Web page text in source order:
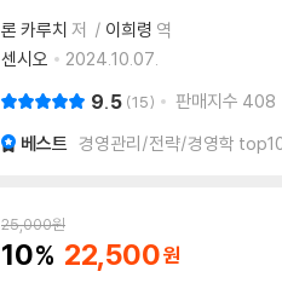
론 카루치 저 이희령 역
센시오
2024.10.07.
9.5 15 판매지수 408
베스트 경영관리/전략/경영학
25,000원
10 22,500